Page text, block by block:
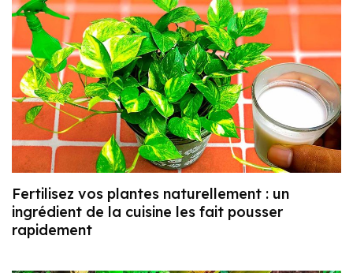
Fertilisez vos plantes naturellement : un
ingrédient de la cuisine les fait pousser
rapidement